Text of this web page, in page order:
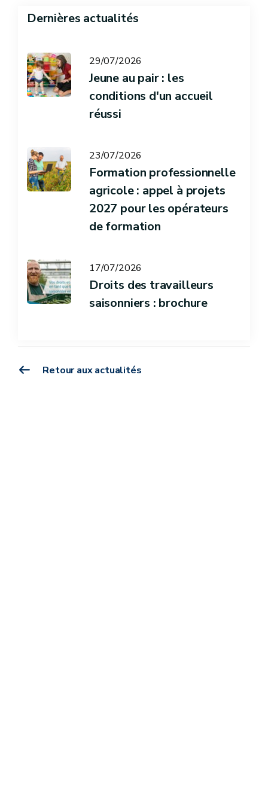
Retour aux actualités
Dernières actualités
29/07/2026
Jeune au pair : les
conditions d'un accueil
réussi
23/07/2026
Formation professionnelle
agricole : appel à projets
2027 pour les opérateurs
de formation
17/07/2026
Droits des travailleurs
saisonniers : brochure